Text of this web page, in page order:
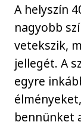
A helyszín
nagyobb
vetekszik,
jellegét. A
egyre
bennünket